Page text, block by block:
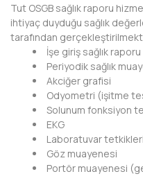
KASTAMONU
KAYSERİ
KIRIKKALE
KIRKLARELİ
KIRŞEHİR
KOCAELİ
Tut OSGB sağlık raporu
ihtiyaç duyduğu sağlık
tarafından
İşe giriş sağlık raporu
Periyodik sağlık
Akciğer grafisi
Odyometri (işitme
Solunum fonksiyon
EKG
Laboratuvar tetkikleri
Göz muayenesi
Portör muayenesi